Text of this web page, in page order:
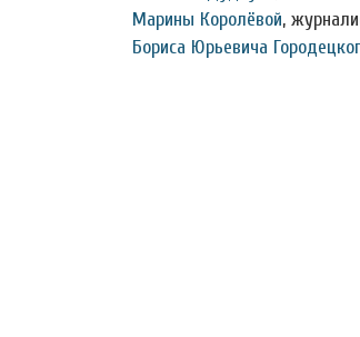
Марины Королёвой,
Бориса Юрьевича